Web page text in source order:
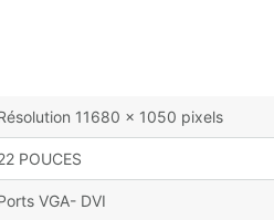
11680 x 1050 pixels
POUCES
VGA- DVI